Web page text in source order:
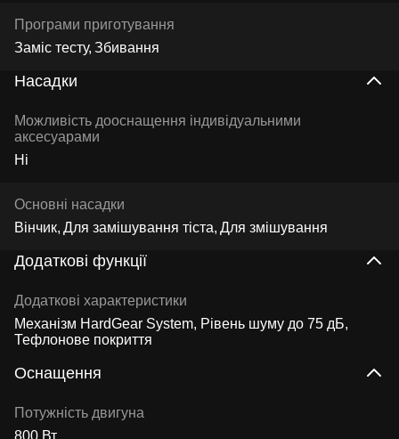
Програми приготування
Заміс тесту Збивання
Насадки
Можливість дооснащення індивідуальними
аксесуарами
Ні
Основні насадки
Вінчик Для замішування тіста Для змішування
Додаткові функції
Додаткові характеристики
Механізм HardGear System, Рівень шуму до 75 дБ,
Тефлонове покриття
Оснащення
Потужність двигуна
800 Вт